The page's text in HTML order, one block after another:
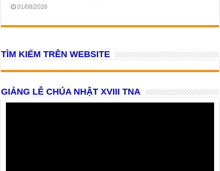
01/08/2026
TÌM KIẾM TRÊN WEBSITE
GIẢNG LỄ CHÚA NHẬT XVIII TNA